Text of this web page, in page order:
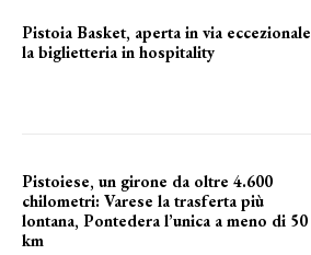
Pistoia Basket, aperta in via eccezionale
la biglietteria in hospitality
Pistoiese, un girone da oltre 4.600
chilometri: Varese la trasferta più
lontana, Pontedera l’unica a meno di 50
km